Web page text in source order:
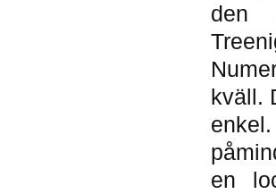
den
kväll.
en